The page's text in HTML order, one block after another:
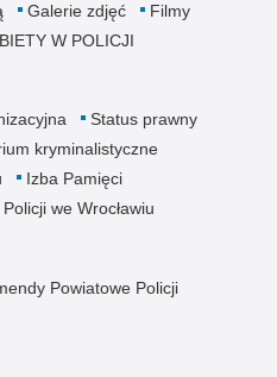
Galerie zdjęć
Filmy
W POLICJI
Status prawny
kryminalistyczne
Izba Pamięci
we Wrocławiu
Powiatowe Policji